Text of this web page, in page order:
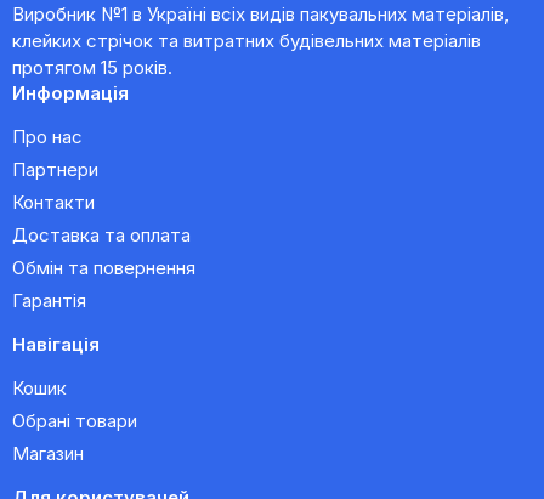
Виробник №1 в Україні всіх видів пакувальних матеріалів,
клейких стрічок та витратних будівельних матеріалів
протягом 15 років.
Информація
Про нас
Партнери
Контакти
Доставка та оплата
Обмін та повернення
Гарантія
Навігація
Кошик
Обрані товари
Магазин